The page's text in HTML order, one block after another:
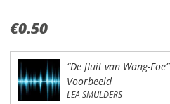
€0.50
“De fluit van Wang-Foe”
Voorbeeld
LEA SMULDERS